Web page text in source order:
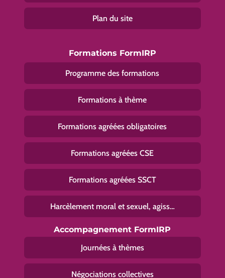
Plan du site
Formations FormIRP
Programme des formations
Formations à thème
Formations agréées obligatoires
Formations agréées CSE
Formations agréées SSCT
Harcèlement moral et sexuel, agiss…
Accompagnement FormIRP
Journées à thèmes
Négociations collectives